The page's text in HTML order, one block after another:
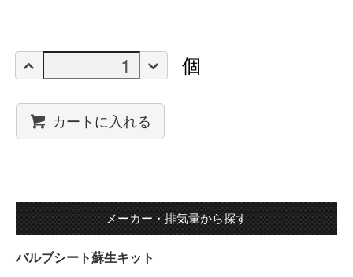
個
カートに入れる
メーカー・排気量から探す
バルブシート蘇生キット